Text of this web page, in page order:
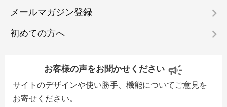
メールマガジン登録 keyboard_arrow_right
初めての方へ keyboard_arrow_right
お客様の声をお聞かせください
サイトのデザインや使い勝手、機能についてご意見を
お寄せください。